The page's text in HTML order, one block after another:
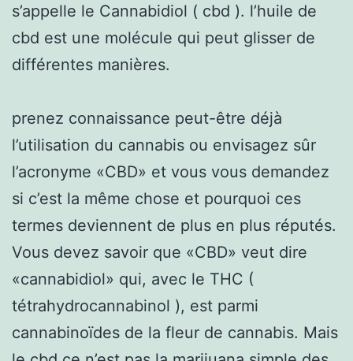
s’appelle le Cannabidiol ( cbd ). l’huile de
cbd est une molécule qui peut glisser de
différentes manières.
prenez connaissance peut-être déjà
l’utilisation du cannabis ou envisagez sûr
l’acronyme «CBD» et vous vous demandez
si c’est la même chose et pourquoi ces
termes deviennent de plus en plus réputés.
Vous devez savoir que «CBD» veut dire
«cannabidiol» qui, avec le THC (
tétrahydrocannabinol ), est parmi
cannabinoïdes de la fleur de cannabis. Mais